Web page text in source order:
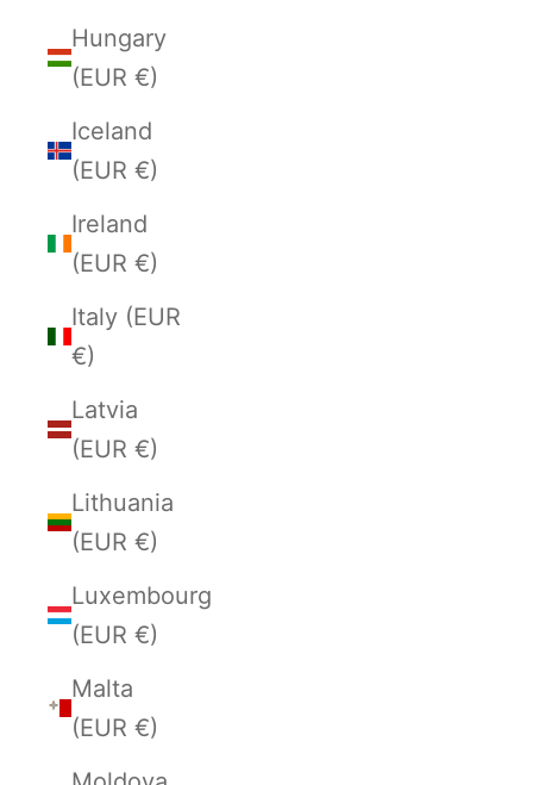
Hungary
(EUR €)
Iceland
(EUR €)
Ireland
(EUR €)
Italy (EUR
€)
Latvia
(EUR €)
Lithuania
(EUR €)
Luxembourg
(EUR €)
Malta
(EUR €)